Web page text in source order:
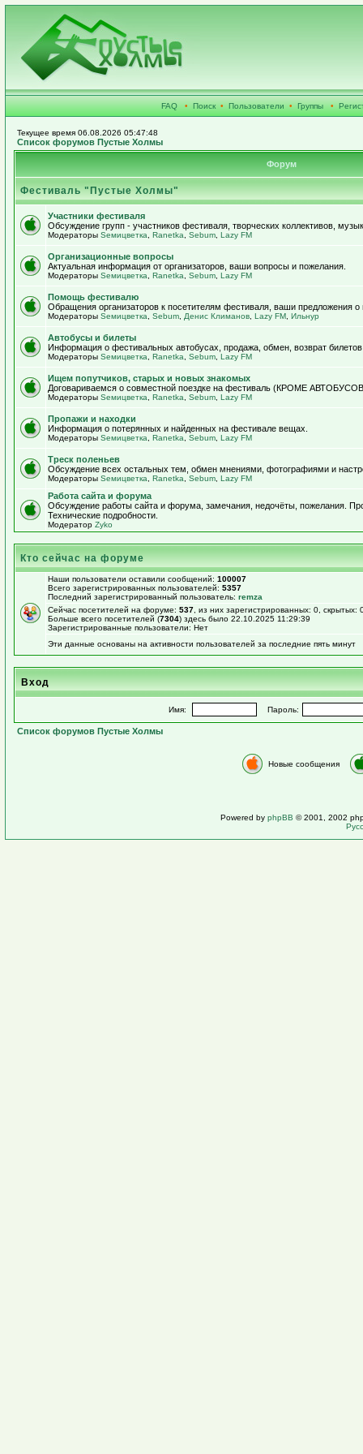
FAQ • Поиск • Пользователи • Группы •
Текущее время 06.08.2026 05:47:48
Список форумов Пустые Холмы
Форум
Фестиваль "Пустые Холмы"
Участники фестиваля
Обсуждение групп - участников фестиваля, творческих коллективов,
Модераторы Sемицветка Ranetka Sebum Lazy FM
Организационные вопросы
Актуальная информация от организаторов, ваши вопросы и пожелания.
Модераторы Sемицветка Ranetka Sebum Lazy FM
Помощь фестивалю
Обращения организаторов к посетителям фестиваля, ваши предложения
Модераторы Sемицветка Sebum Денис Климанов Lazy FM Ильнур
Автобусы и билеты
Информация о фестивальных автобусах, продажа, обмен, возврат
Модераторы Sемицветка Ranetka Sebum Lazy FM
Ищем попутчиков, старых и новых знакомых
Договариваемся о совместной поездке на фестиваль (КРОМЕ
Модераторы Sемицветка Ranetka Sebum Lazy FM
Пропажи и находки
Информация о потерянных и найденных на фестивале вещах.
Модераторы Sемицветка Ranetka Sebum Lazy FM
Треск поленьев
Обсуждение всех остальных тем, обмен мнениями, фотографиями и
Модераторы Sемицветка Ranetka Sebum Lazy FM
Работа сайта и форума
Обсуждение работы сайта и форума, замечания, недочёты, пожелания.
Технические подробности.
Модератор Zyko
Кто сейчас на форуме
Наши пользователи оставили сообщений: 100007
Всего зарегистрированных пользователей: 5357
Последний зарегистрированный пользователь: remza
Сейчас посетителей на форуме: 537 , из них зарегистрированных: 0,
Больше всего посетителей (7304) здесь было 22.10.2025 11:29:39
Зарегистрированные пользователи: Нет
Эти данные основаны на активности пользователей за последние пять минут
Вход
Имя: Пароль:
Список форумов Пустые Холмы
Новые сообщения
Powered by phpBB © 2001, 2002